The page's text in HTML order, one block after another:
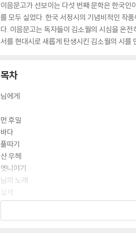
이음문고가 선보이는 다섯 번째 문학은 한국
를 모두 실었다. 한국 서정시의 기념비적인 작
다. 이음문고는 독자들이 김소월의 시심을 온
서를 현대시로 새롭게 탄생시킨 김소월의 시를
목차
님에게
먼 후일
바다
풀따기
산 우헤
옛니야기
님의 노래
실제
님에게